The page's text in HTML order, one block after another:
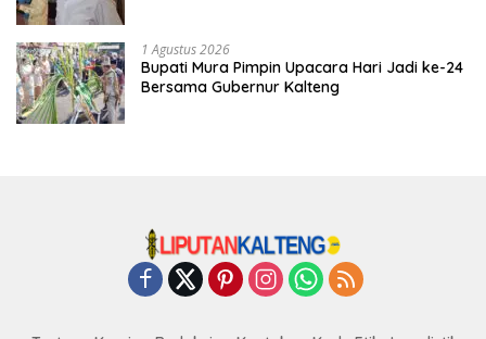
1 Agustus 2026
Bupati Mura Pimpin Upacara Hari Jadi ke-24
Bersama Gubernur Kalteng